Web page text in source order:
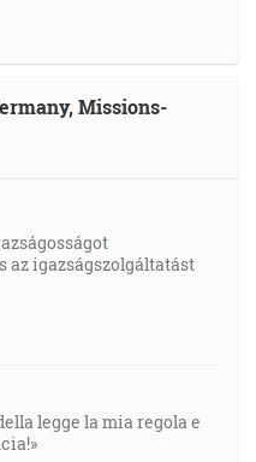
Missions-
az igazságszolgáltatást
legge la mia regola e